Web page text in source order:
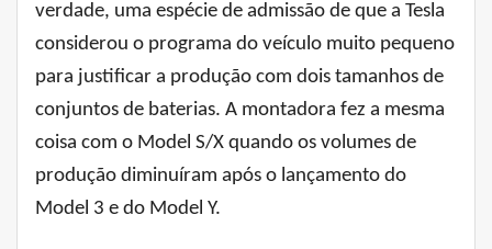
verdade, uma espécie de admissão de que a Tesla
considerou o programa do veículo muito pequeno
para justificar a produção com dois tamanhos de
conjuntos de baterias. A montadora fez a mesma
coisa com o Model S/X quando os volumes de
produção diminuíram após o lançamento do
Model 3 e do Model Y.